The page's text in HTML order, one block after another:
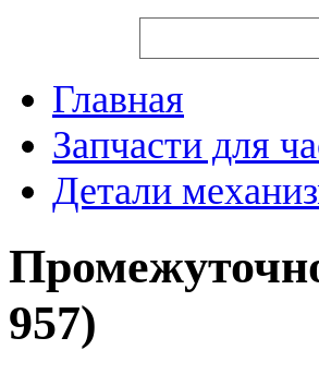
Главная
Запчасти для
Детали
957)